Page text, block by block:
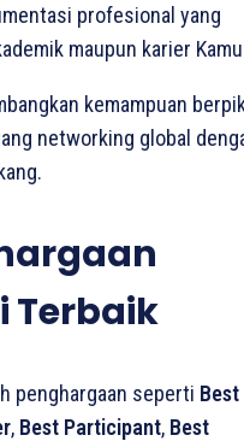
profesional yang
maupun karier
kemampuan
networking global
Terbaik
penghargaan seperti Best
, Best Participant, Best